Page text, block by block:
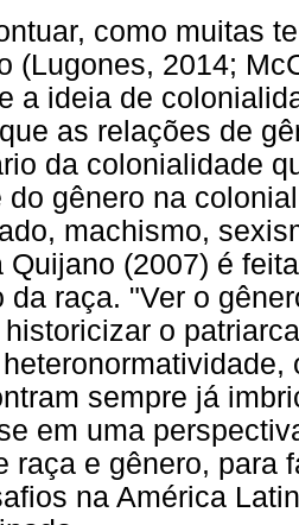
como muitas
(Lugones, 2014;
a ideia de
as relações de
da colonialidade
do gênero na
machismo,
Quijano (2007) é
da raça. "Ver o
o
sempre já
em uma
raça e gênero, para
na América